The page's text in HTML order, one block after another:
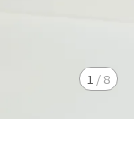
1 / 8